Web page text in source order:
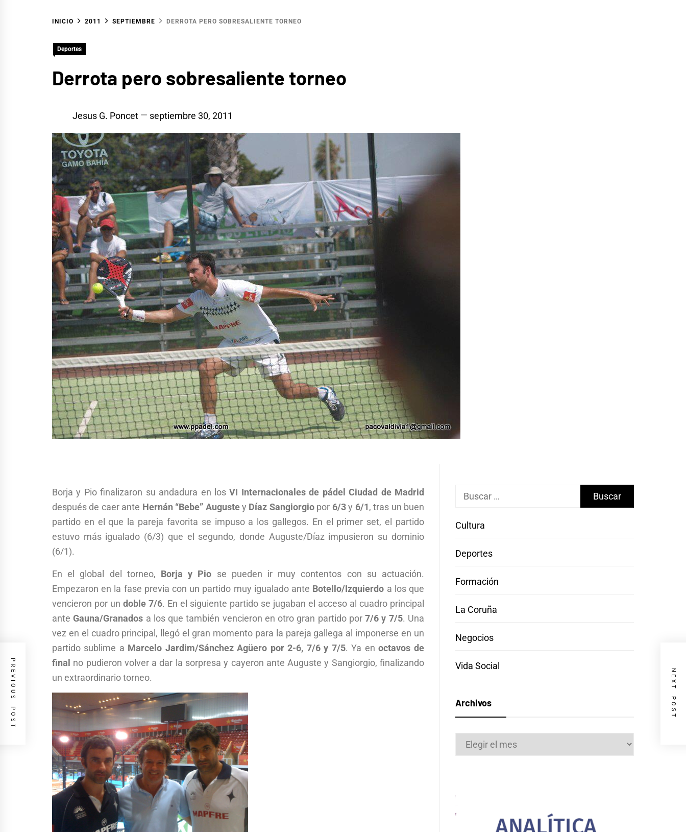
INICIO 2011 SEPTIEMBRE DERROTA PERO SOBRESALIENTE TORNEO
Deportes
Derrota pero sobresaliente torneo
Jesus G. Poncet septiembre 30, 2011
Borja y Pio finalizaron su andadura en losVI Internacionales de pádel Ciudad de Madrid
después de caer ante Hernán “Bebe” Augustey Díaz Sangiorgio por 6/3y 6/1, tras un buen
partido en el que la pareja favorita se impuso a los gallegos. En el primer set, el partido
estuvo más igualado (6/3) que el segundo, donde Auguste/Díaz impusieron su dominio
(6/1).
En el global del torneo, Borja y Pio se pueden ir muy contentos con su actuación.
Empezaron en la fase previa con un partido muy igualado ante Botello/Izquierdo a los que
vencieron por un doble 7/6. En el siguiente partido se jugaban el acceso al cuadro principal
ante Gauna/Granados a los que también vencieron en otro gran partido por7/6 y 7/5. Una
vez en el cuadro principal, llegó el gran momento para la pareja gallega al imponerse en un
partido sublime a Marcelo Jardim/Sánchez Agüero por 2-6, 7/6 y 7/5. Ya enoctavos de
final no pudieron volver a dar la sorpresa y cayeron ante Auguste y Sangiorgio, finalizando
un extraordinario torneo.
PREVIOUS POST NEXT POST
Buscar:
Cultura
Deportes
Formación
La Coruña
Negocios
Vida Social
Archivos
Archivos